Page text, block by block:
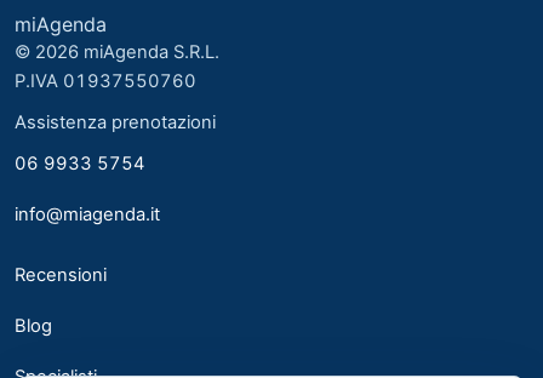
Cardiologia
Chirurgia Generale
6
miAgenda
© 2026 miAgenda S.R.L.
P.IVA 01937550760
Assistenza prenotazioni
06 9933 5754
info@miagenda.it
Recensioni
Blog